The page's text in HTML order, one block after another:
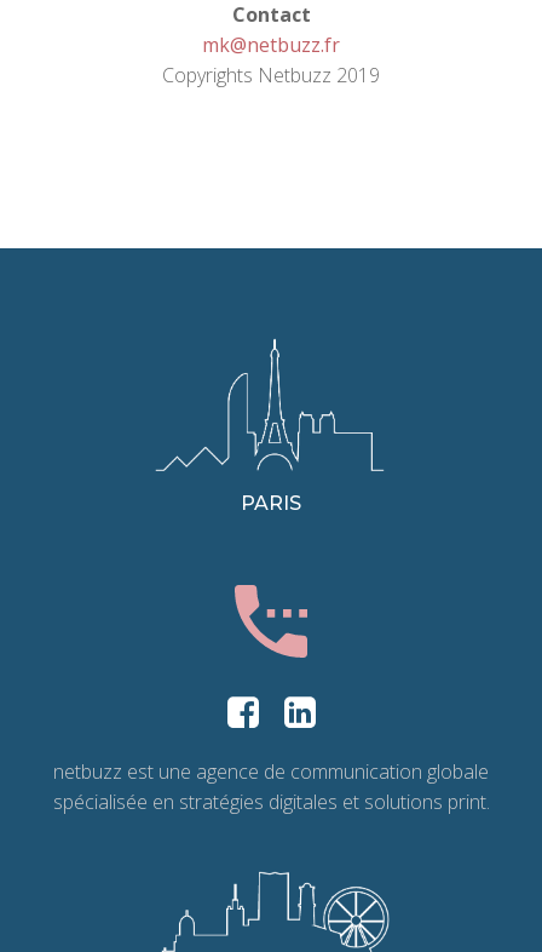
Contact
mk@netbuzz.fr
Copyrights Netbuzz 2019
PARIS
netbuzz est une agence de communication globale
spécialisée en stratégies digitales et solutions print.